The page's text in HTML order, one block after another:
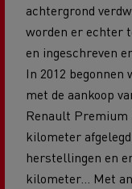
achtergrond
worden er echter
en ingeschreven
In 2012
met de aankoop
Renault Premium
kilometer
herstellingen en
kilometer... Met